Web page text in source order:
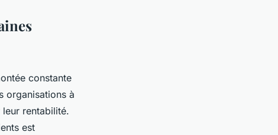
constante
organisations à
rentabilité.
est